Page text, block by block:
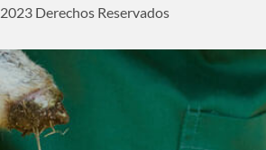
2023 Derechos Reservados